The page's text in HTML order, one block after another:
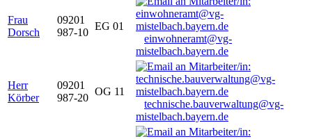
Frau
Dorsch
09201
987-10
EG 01
einwohneramt@vg-
mistelbach.bayern.de
Herr
Körber
09201
987-20
OG 11
technische.bauverwaltung@vg-
mistelbach.bayern.de